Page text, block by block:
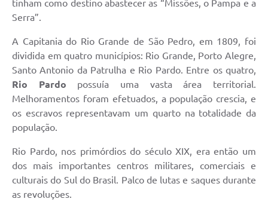
tinham como destino abastecer as “Missões, o Pampa e a
Serra”.
A Capitania do Rio Grande de São Pedro, em 1809, foi
dividida em quatro municípios: Rio Grande, Porto Alegre,
Santo Antonio da Patrulha e Rio Pardo. Entre os quatro,
Rio Pardo possuía uma vasta área territorial.
Melhoramentos foram efetuados, a população crescia, e
os escravos representavam um quarto na totalidade da
população.
Rio Pardo, nos primórdios do século XIX, era então um
dos mais importantes centros militares, comerciais e
culturais do Sul do Brasil. Palco de lutas e saques durante
as revoluções.